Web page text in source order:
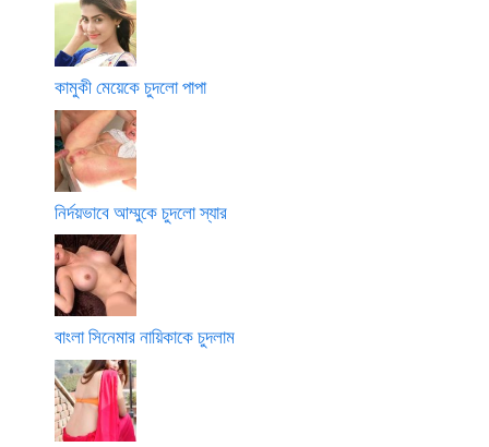
কামুকী মেয়েকে চুদলো পাপা
নির্দয়ভাবে আম্মুকে চুদলো স্যার
বাংলা সিনেমার নায়িকাকে চুদলাম